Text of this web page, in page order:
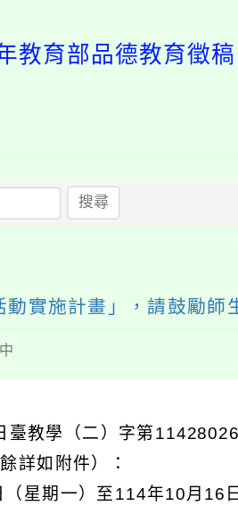
教育部品德教育徵
搜尋
實施計畫」，請鼓勵師
教學（二）字第
詳如附件）：
期一）至114年10月16